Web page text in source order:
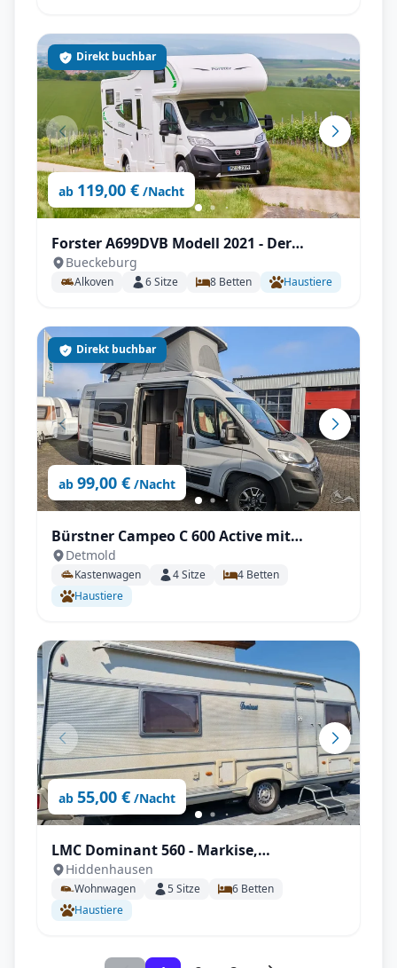
ab 119,00 € /Nacht
Direkt buchbar
Forster A699DVB Modell 2021 - Der
Familienversteher
Bueckeburg
Alkoven 6Sitze 8 Betten Haustiere
ab 99,00 € /Nacht
Direkt buchbar
Bürstner Campeo C 600 Active mit
Aufstelldach, AHK - All inkl.
Detmold
Kastenwagen 4Sitze 4 Betten
Haustiere
ab 55,00 € /Nacht
LMC Dominant 560 - Markise,
Klimaanlage, Kühlschrank, Mover uvm.
Hiddenhausen
Wohnwagen 5Sitze 6 Betten
Haustiere